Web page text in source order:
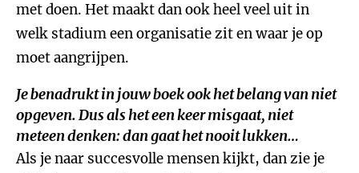
met doen. Het maakt dan ook heel veel uit in
welk stadium een organisatie zit en waar je op
moet aangrijpen.
Je benadrukt in jouw boek ook het belang van niet
opgeven. Dus als het een keer misgaat, niet
meteen denken: dan gaat het nooit lukken…
Als je naar succesvolle mensen kijkt, dan zie je